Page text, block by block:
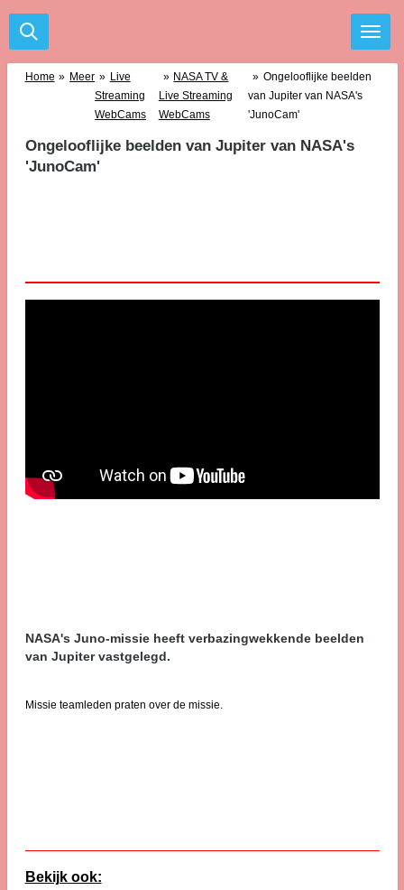
Ga
direct
Home » Meer » Live
Streaming
WebCams
» NASA TV &
Live Streaming
WebCams
» Ongelooflijke beelden
van Jupiter van NASA's
'JunoCam'
Ongelooflijke beelden van Jupiter van NASA's
'JunoCam'
NASA's Juno-missie heeft verbazingwekkende beelden
van Jupiter vastgelegd.
Missie teamleden praten over de missie.
Bekijk ook: